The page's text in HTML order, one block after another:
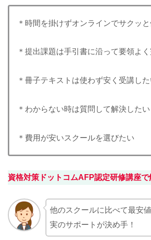
＊時間を掛けずオンラインでサクッ
＊提出課題は手引書に沿って要領よ
＊冊子テキストは使わず安く受講し
＊わからない時は質問して解決したい
＊費用が安いスクールを選びたい
資格対策ドットコムAFP認定研修講座で
他のスクールに比べて最安
実のサポートが決め手！